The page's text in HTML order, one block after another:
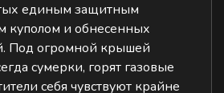
единым защитным
куполом и обнесенных
Под огромной крышей
сумерки, горят газовые
себя чувствуют крайне